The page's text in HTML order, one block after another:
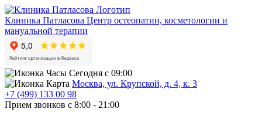
Клиника Патласова Центр остеопатии, косметологии и
мануальной терапии
Сегодня с 09:00
Москва, ул. Крупской, д. 4, к. 3
+7 (499) 133 00 98
Прием звонков с 8:00 - 21:00